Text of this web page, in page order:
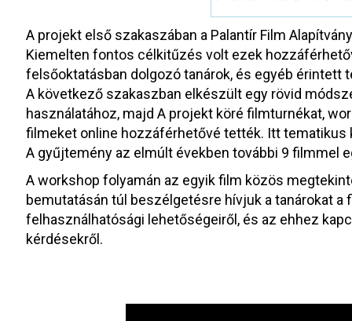
A projekt első szakaszában a Palantír Film
Kiemelten fontos célkitűzés volt ezek
felsőoktatásban dolgozó tanárok, és egyéb érintett
A következő szakaszban elkészült egy rövid
használatához, majd A projekt köré filmturnékat,
filmeket online hozzáférhetővé tették. Itt
A gyűjtemény az elmúlt években további 9 filmmel
A workshop folyamán az egyik film közös
bemutatásán túl beszélgetésre hívjuk a tanárokat a
felhasználhatósági lehetőségeiről, és az ehhez
kérdésekről.